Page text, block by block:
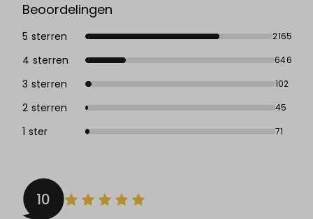
Beoordelingen
5 sterren 2165
4 sterren 646
3 sterren 102
2 sterren 45
1 ster 71
10